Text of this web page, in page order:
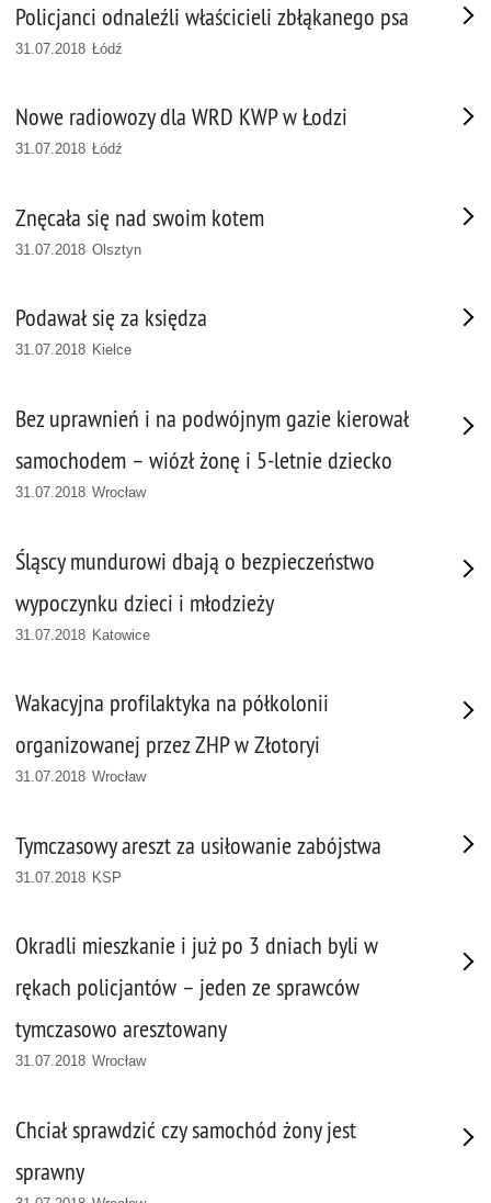
Policjanci odnaleźli właścicieli zbłąkanego psa
31.07.2018 Łódź
Nowe radiowozy dla WRD KWP w Łodzi
31.07.2018 Łódź
Znęcała się nad swoim kotem
31.07.2018 Olsztyn
Podawał się za księdza
31.07.2018 Kielce
Bez uprawnień i na podwójnym gazie kierował
samochodem – wiózł żonę i 5-letnie dziecko
31.07.2018 Wrocław
Śląscy mundurowi dbają o bezpieczeństwo
wypoczynku dzieci i młodzieży
31.07.2018 Katowice
Wakacyjna profilaktyka na półkolonii
organizowanej przez ZHP w Złotoryi
31.07.2018 Wrocław
Tymczasowy areszt za usiłowanie zabójstwa
31.07.2018 KSP
Okradli mieszkanie i już po 3 dniach byli w
rękach policjantów – jeden ze sprawców
tymczasowo aresztowany
31.07.2018 Wrocław
Chciał sprawdzić czy samochód żony jest
sprawny